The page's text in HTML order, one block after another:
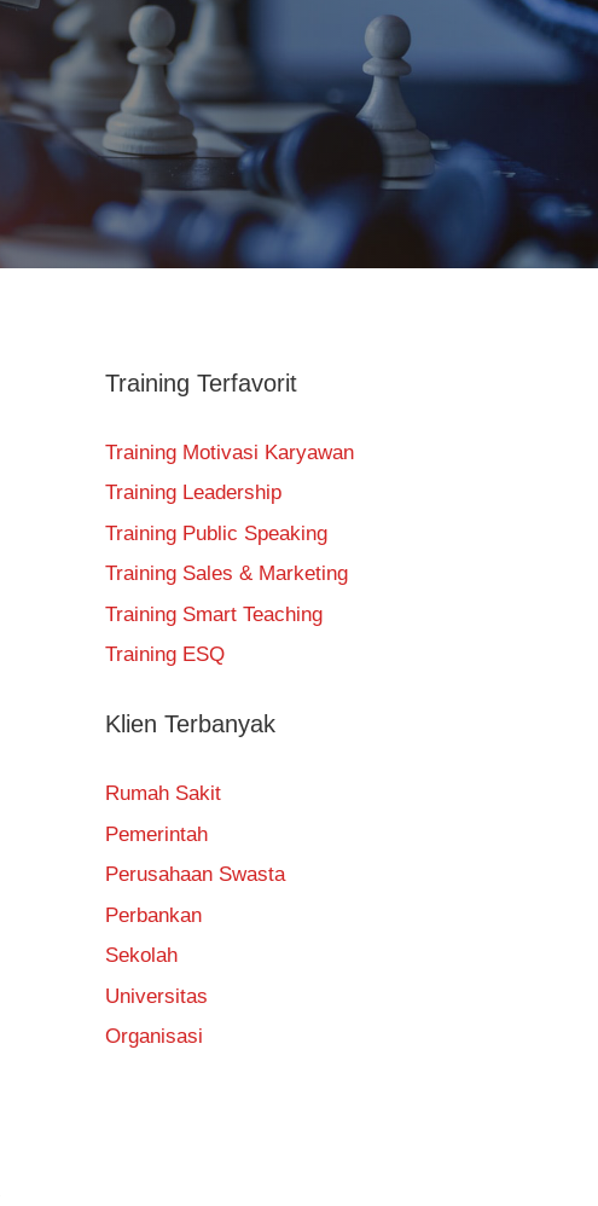
Training Terfavorit
Training Motivasi Karyawan
Training Leadership
Training Public Speaking
Training Sales & Marketing
Training Smart Teaching
Training ESQ
Klien Terbanyak
Rumah Sakit
Pemerintah
Perusahaan Swasta
Perbankan
Sekolah
Universitas
Organisasi